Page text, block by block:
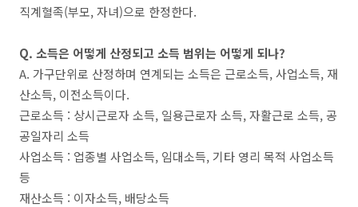
직계혈족(부모, 자녀)으로 한정한다.
Q. 소득은 어떻게 산정되고 소득 범위는 어떻게 되나?
A. 가구단위로 산정하며 연계되는 소득은 근로소득, 사업소득, 재
산소득, 이전소득이다.
근로소득 : 상시근로자 소득, 일용근로자 소득, 자활근로 소득, 공
공일자리 소득
사업소득 : 업종별 사업소득, 임대소득, 기타 영리 목적 사업소득
등
재산소득 : 이자소득, 배당소득